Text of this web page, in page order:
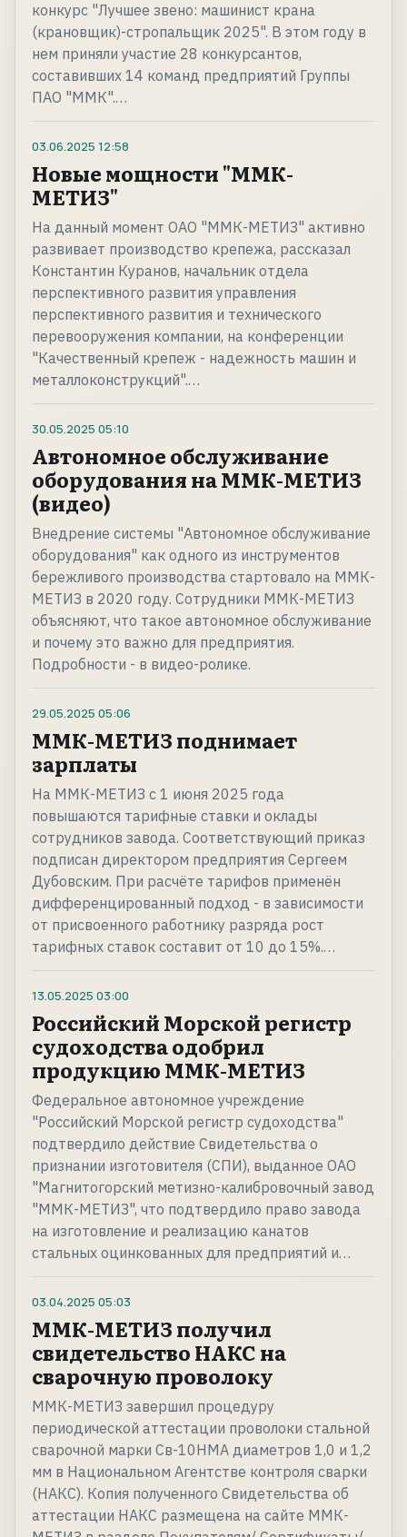
конкурс "Лучшее звено: машинист крана
(крановщик)-стропальщик 2025". В этом году в
нем приняли участие 28 конкурсантов,
составивших 14 команд предприятий Группы
ПАО "ММК".…
03.06.2025 12:58
Новые мощности "ММК-
МЕТИЗ"
На данный момент ОАО "ММК-МЕТИЗ" активно
развивает производство крепежа, рассказал
Константин Куранов, начальник отдела
перспективного развития управления
перспективного развития и технического
перевооружения компании, на конференции
"Качественный крепеж - надежность машин и
металлоконструкций".…
30.05.2025 05:10
Автономное обслуживание
оборудования на ММК-МЕТИЗ
(видео)
Внедрение системы "Автономное обслуживание
оборудования" как одного из инструментов
бережливого производства стартовало на ММК-
МЕТИЗ в 2020 году. Сотрудники ММК-МЕТИЗ
объясняют, что такое автономное обслуживание
и почему это важно для предприятия.
Подробности - в видео-ролике.
29.05.2025 05:06
ММК-МЕТИЗ поднимает
зарплаты
На ММК-МЕТИЗ с 1 июня 2025 года
повышаются тарифные ставки и оклады
сотрудников завода. Соответствующий приказ
подписан директором предприятия Сергеем
Дубовским. При расчёте тарифов применён
дифференцированный подход - в зависимости
от присвоенного работнику разряда рост
тарифных ставок составит от 10 до 15%.…
13.05.2025 03:00
Российский Морской регистр
судоходства одобрил
продукцию ММК-МЕТИЗ
Федеральное автономное учреждение
"Российский Морской регистр судоходства"
подтвердило действие Свидетельства о
признании изготовителя (СПИ), выданное ОАО
"Магнитогорский метизно-калибровочный завод
"ММК-МЕТИЗ", что подтвердило право завода
на изготовление и реализацию канатов
стальных оцинкованных для предприятий и…
03.04.2025 05:03
ММК-МЕТИЗ получил
свидетельство НАКС на
сварочную проволоку
ММК-МЕТИЗ завершил процедуру
периодической аттестации проволоки стальной
сварочной марки Св-10НМА диаметров 1,0 и 1,2
мм в Национальном Агентстве контроля сварки
(НАКС). Копия полученного Свидетельства об
аттестации НАКС размещена на сайте ММК-